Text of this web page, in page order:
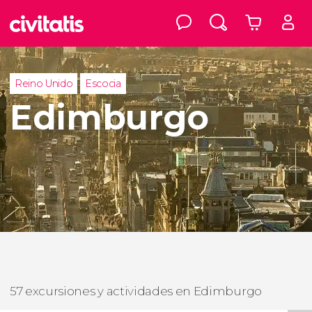
Reino Unido Escocia
Edimburgo
57 excursiones y actividades en Edimburgo